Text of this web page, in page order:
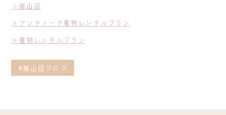
≫嵐山店
≫アンティーク着物レンタルプラン
≫ 着物レンタルプラン
#嵐山店ブログ